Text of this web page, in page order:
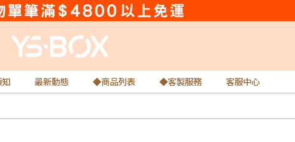
最新動態 ◆商品列表 ◆客製服務 客服中心